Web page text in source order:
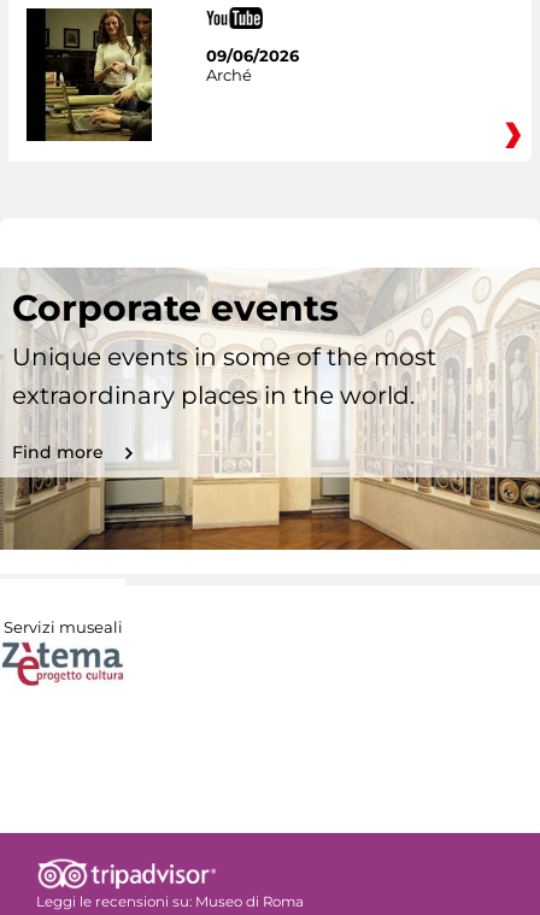
09/06/2026
Arché
Corporate events
Unique events in some of the most
extraordinary places in the world.
Find more
Servizi museali
Leggi le recensioni su: Museo di Roma